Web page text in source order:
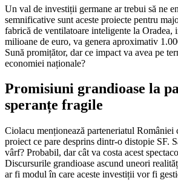
Un val de investiții germane ar trebui să ne
semnificative sunt aceste proiecte pentru
fabrică de ventilatoare inteligente la Oradea,
milioane de euro, va genera aproximativ
Sună promițător, dar ce impact va avea pe
economiei naționale?
Promisiuni grandioase la
speranțe fragile
Ciolacu menționează parteneriatul României
proiect ce pare desprins dintr-o distopie SF.
vârf? Probabil, dar cât va costa acest
Discursurile grandioase ascund uneori
ar fi modul în care aceste investiții vor fi